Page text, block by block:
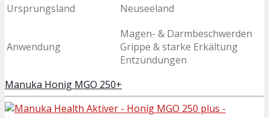
Ursprungsland
Neuseeland
Anwendung
Magen- & Darmbeschwerden
Grippe & starke Erkältung
Entzündungen
Manuka Honig MGO 250+